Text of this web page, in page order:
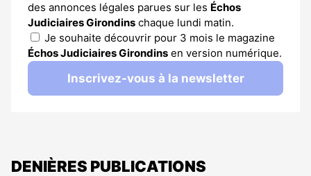
des annonces légales parues sur les Échos
Judiciaires Girondins chaque lundi matin.
Je souhaite découvrir pour 3 mois le magazine
Échos Judiciaires Girondins en version numérique.
Inscrivez-vous à la newsletter
DENIÈRES PUBLICATIONS